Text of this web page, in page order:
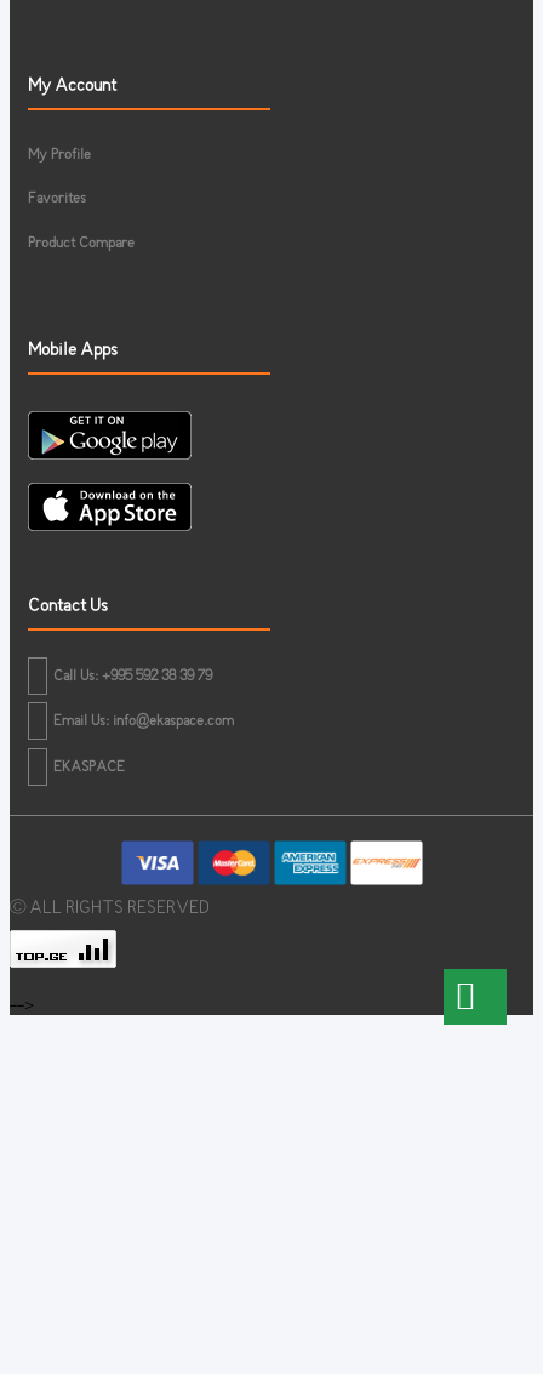
My Account
My Profile
Favorites
Product Compare
Mobile Apps
Contact Us
Call Us: +995 592 38 39 79
Email Us: info@ekaspace.com
EKASPACE
© ALL RIGHTS RESERVED
-->